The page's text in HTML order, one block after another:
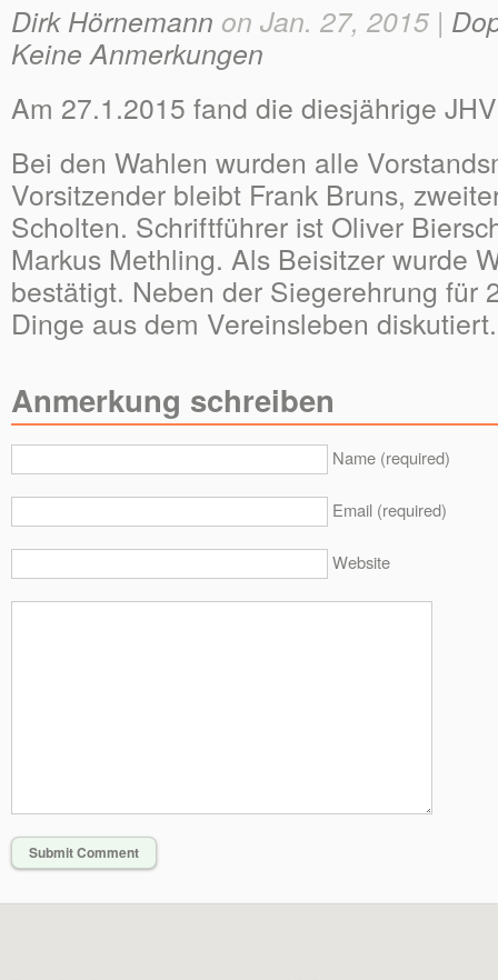
Dirk Hörnemann on Jan. 27, 2015 |
Keine Anmerkungen
Am 27.1.2015 fand die diesjährige
Bei den Wahlen wurden alle
Vorsitzender bleibt Frank Bruns,
Scholten. Schriftführer ist Oliver
Markus Methling. Als Beisitzer wurde
bestätigt. Neben der Siegerehrung für
Dinge aus dem Vereinsleben diskutiert.
Anmerkung schreiben
Name (required)
Email (required)
Website